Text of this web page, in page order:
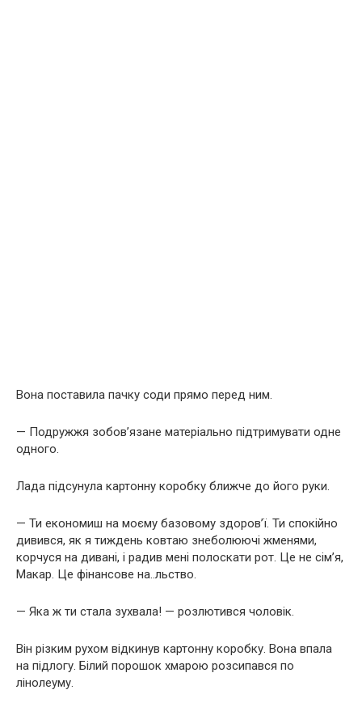
Вона поставила пачку соди прямо перед ним.
— Подружжя зобов’язане матеріально підтримувати одне
одного.
Лада підсунула картонну коробку ближче до його руки.
— Ти економиш на моєму базовому здоров’ї. Ти спокійно
дивився, як я тиждень ковтаю знеболюючі жменями,
корчуся на дивані, і радив мені полоскати рот. Це не сім’я,
Макар. Це фінансове на..льство.
— Яка ж ти стала зухвала! — розлютився чоловік.
Він різким рухом відкинув картонну коробку. Вона впала
на підлогу. Білий порошок хмарою розсипався по
лінолеуму.